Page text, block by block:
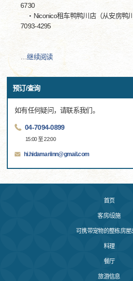
6730
・Niconico租车鸭鸭川店（从安房鸭
7093-4295
…继续阅读
预订/查询
如有任何疑问，请联系我们。
04-7094-0899
15:00 至 22:00
hi.hidamariinn@gmail.com
首页
客房/设施
可携带宠物的整栋房屋
料理
餐厅
旅游信息